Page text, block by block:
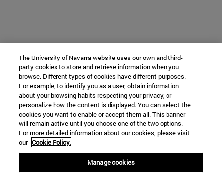
The University of Navarra website uses our own and third-
party cookies to store and retrieve information when you
browse. Different types of cookies have different purposes.
For example, to identify you as a user, obtain information
about your browsing habits respecting your privacy, or
personalize how the content is displayed. You can select the
cookies you want to enable or accept them all. This banner
will remain active until you choose one of the two options.
For more detailed information about our cookies, please visit
our Cookie Policy.
Manage cookies